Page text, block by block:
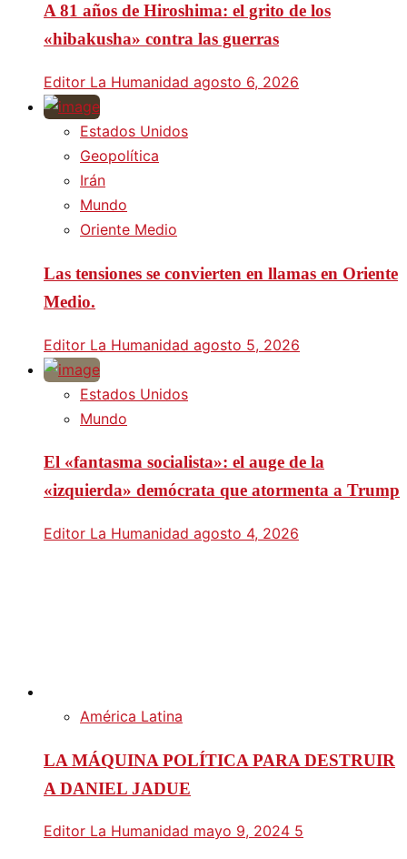
A 81 años de Hiroshima: el grito de los
«hibakusha» contra las guerras
Editor La Humanidad agosto 6, 2026
Estados Unidos
Geopolítica
Irán
Mundo
Oriente Medio
Las tensiones se convierten en llamas en Oriente
Medio.
Editor La Humanidad agosto 5, 2026
Estados Unidos
Mundo
El «fantasma socialista»: el auge de la
«izquierda» demócrata que atormenta a Trump
Editor La Humanidad agosto 4, 2026
América Latina
LA MÁQUINA POLÍTICA PARA DESTRUIR
A DANIEL JADUE
Editor La Humanidad mayo 9, 2024 5